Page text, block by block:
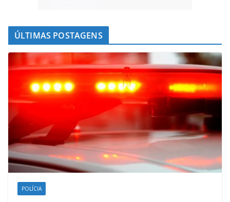
ÚLTIMAS POSTAGENS
POLÍCIA